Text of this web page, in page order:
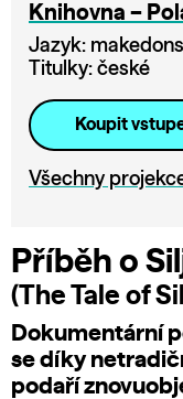
Knihovna –
Jazyk:
Titulky: české
Koupit
Všechny
Příběh o
(The Tale of
Dokumentární
se díky
podaří